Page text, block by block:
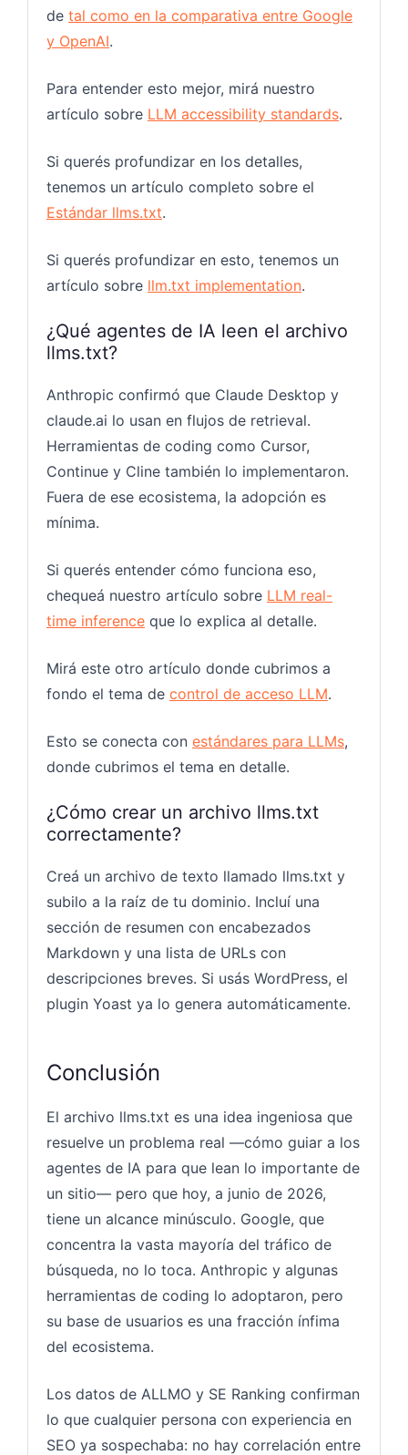
de tal como en la comparativa entre Google
y OpenAI.
Para entender esto mejor, mirá nuestro
artículo sobre LLM accessibility standards.
Si querés profundizar en los detalles,
tenemos un artículo completo sobre el
Estándar llms.txt.
Si querés profundizar en esto, tenemos un
artículo sobre llm.txt implementation.
¿Qué agentes de IA leen el archivo
llms.txt?
Anthropic confirmó que Claude Desktop y
claude.ai lo usan en flujos de retrieval.
Herramientas de coding como Cursor,
Continue y Cline también lo implementaron.
Fuera de ese ecosistema, la adopción es
mínima.
Si querés entender cómo funciona eso,
chequeá nuestro artículo sobre LLM real-
time inference que lo explica al detalle.
Mirá este otro artículo donde cubrimos a
fondo el tema de control de acceso LLM.
Esto se conecta con estándares para LLMs,
donde cubrimos el tema en detalle.
¿Cómo crear un archivo llms.txt
correctamente?
Creá un archivo de texto llamado llms.txt y
subilo a la raíz de tu dominio. Incluí una
sección de resumen con encabezados
Markdown y una lista de URLs con
descripciones breves. Si usás WordPress, el
plugin Yoast ya lo genera automáticamente.
Conclusión
El archivo llms.txt es una idea ingeniosa que
resuelve un problema real —cómo guiar a los
agentes de IA para que lean lo importante de
un sitio— pero que hoy, a junio de 2026,
tiene un alcance minúsculo. Google, que
concentra la vasta mayoría del tráfico de
búsqueda, no lo toca. Anthropic y algunas
herramientas de coding lo adoptaron, pero
su base de usuarios es una fracción ínfima
del ecosistema.
Los datos de ALLMO y SE Ranking confirman
lo que cualquier persona con experiencia en
SEO ya sospechaba: no hay correlación entre